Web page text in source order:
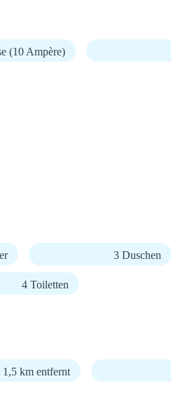
(10 Ampère)
3 Duschen
4 Toiletten
1,5 km entfernt